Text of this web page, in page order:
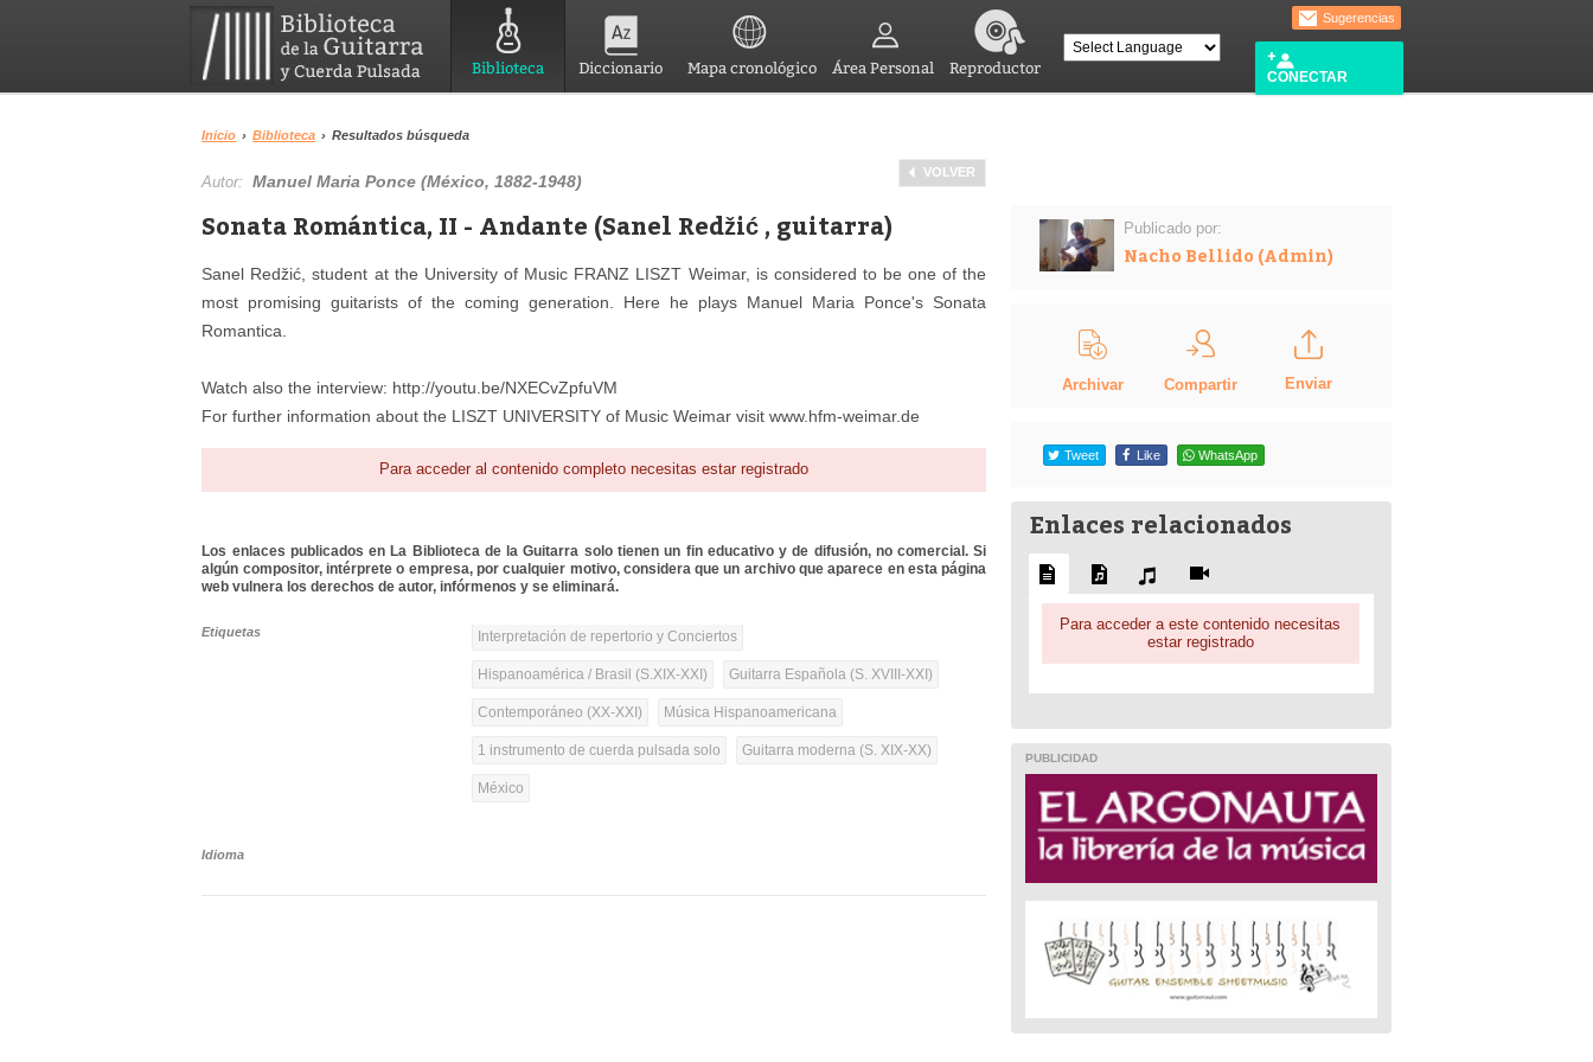
Biblioteca Diccionario Mapa cronológico Área Personal Reproductor
Sugerencias
CONECTAR
Inicio › Biblioteca › Resultados búsqueda
VOLVER
Autor:Manuel Maria Ponce (México, 1882-1948)
Sonata Romántica, II - Andante (Sanel Redžić , guitarra)
Sanel Redžić, student at the University of Music FRANZ LISZT Weimar, is considered to be one of the
most promising guitarists of the coming generation. Here he plays Manuel Maria Ponce's Sonata
Romantica.
Watch also the interview: http://youtu.be/NXECvZpfuVM
For further information about the LISZT UNIVERSITY of Music Weimar visit www.hfm-weimar.de
Para acceder al contenido completo necesitas estar registrado
Los enlaces publicados en La Biblioteca de la Guitarra solo tienen un fin educativo y de difusión, no comercial. Si
algún compositor, intérprete o empresa, por cualquier motivo, considera que un archivo que aparece en esta página
web vulnera los derechos de autor, infórmenos y se eliminará.
Etiquetas Interpretación de repertorio y Conciertos
Hispanoamérica / Brasil (S.XIX-XXI) Guitarra Española (S. XVIII-XXI)
Contemporáneo (XX-XXI) Música Hispanoamericana
1 instrumento de cuerda pulsada solo Guitarra moderna (S. XIX-XX)
México
Idioma
Publicado por:
Nacho Bellido (Admin)
Archivar Compartir Enviar
Tweet Like WhatsApp
Enlaces relacionados
Para acceder a este contenido necesitas
estar registrado
PUBLICIDAD